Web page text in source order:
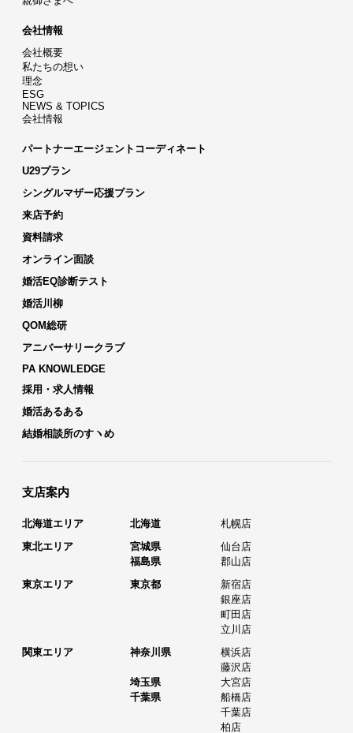
会社情報
会社概要
私たちの想い
理念
ESG
NEWS & TOPICS
会社情報
パートナーエージェントコーディネート
U29プラン
シングルマザー応援プラン
来店予約
資料請求
オンライン面談
婚活EQ診断テスト
婚活川柳
QOM総研
アニバーサリークラブ
PA KNOWLEDGE
採用・求人情報
婚活あるある
結婚相談所のすヽめ
支店案内
北海道エリア 北海道
札幌店
東北エリア
宮城県
仙台店
福島県
郡山店
東京エリア
東京都
新宿店
銀座店
町田店
立川店
関東エリア
神奈川県
横浜店
藤沢店
埼玉県
大宮店
千葉県
船橋店
千葉店
柏店